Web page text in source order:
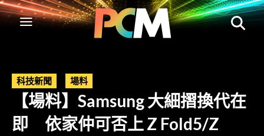
科技新聞 場料
【場料】Samsung 大細摺換代在
即 依家仲可否上 Z Fold5/Z